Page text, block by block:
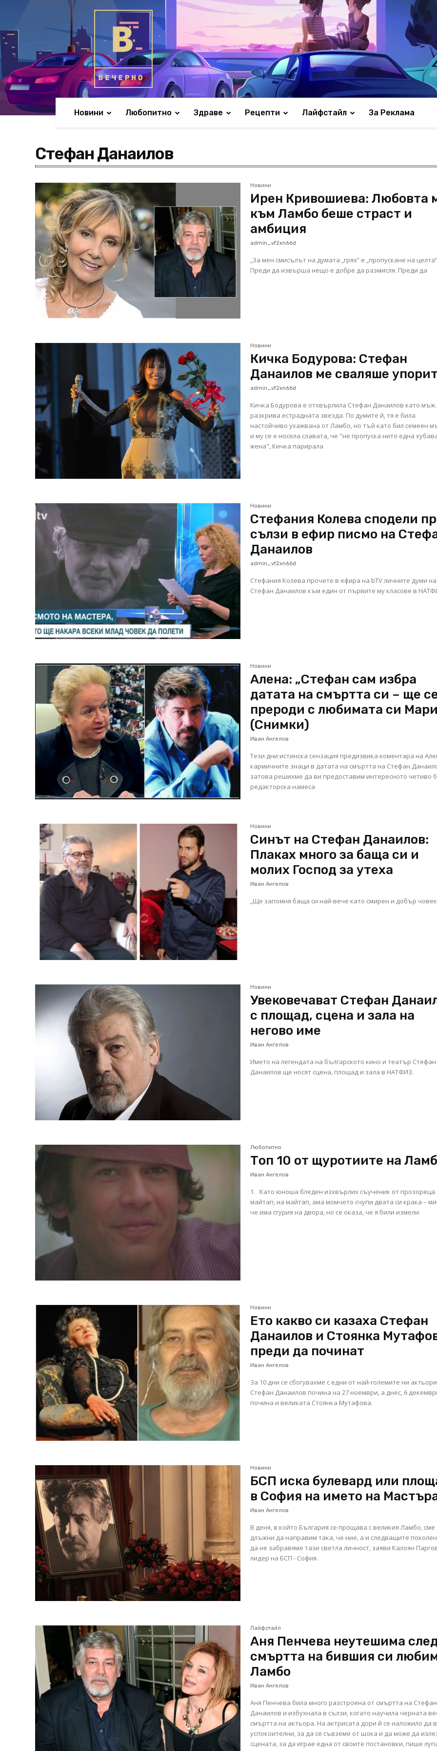
Новини Любопитно Здраве Рецепти Лайфстайл За Реклама
Стефан Данаилов
Новини
Ирен Кривошиева: Любовта
към Ламбо беше страст и
амбиция
admin_vf2xn66d
„За мен смисълът на думата „грях” е „пропускане на
Преди да извърша нещо е добре да размисля. Преди да
Новини
Кичка Бодурова: Стефан
Данаилов ме сваляше
admin_vf2xn66d
Кичка Бодурова е отхвърлила Стефан Данаилов като
разкрива естрадната звезда. По думите й, тя е била
настойчиво ухажвана от Ламбо, но тъй като бил семеен
и му се е носела славата, че "не пропуска нито една
жена", Кичка парирала
Новини
Стефания Колева сподели
сълзи в ефир писмо на
Данаилов
admin_vf2xn66d
Стефания Колева прочете в ефира на bTV личните думи на
Стефан Данаилов към един от първите му класове в
Новини
Алена: „Стефан сам избра
датата на смъртта си – ще
прероди с любимата си
(Снимки)
Иван Ангелов
Тези дни истинска сензация предизвика коментара на
кармичните знаци в датата на смъртта на Стефан
затова решихме да ви предоставим интересното четиво
редакторска намеса
Новини
Синът на Стефан Данаилов:
Плаках много за баща си и
молих Господ за утеха
Иван Ангелов
„Ще запомня баща си най-вече като смирен и добър човек
Новини
Увековечават Стефан
с площад, сцена и зала на
негово име
Иван Ангелов
Името на легендата на българското кино и театър Стефан
Данаилов ще носят сцена, площад и зала в НАТФИЗ.
Любопитно
Топ 10 от щуротиите на
Иван Ангелов
1. Като юноша бледен изхвърлих съученик от
майтап, на майтап, ама момчето счупи двата си крака –
че има сгурия на двора, но се оказа, че я били измели.
Новини
Ето какво си казаха Стефан
Данаилов и Стоянка
преди да починат
Иван Ангелов
За 10 дни се сбогувахме с едни от най-големите ни
Стефан Данаилов почина на 27 ноември, а днес, 6
почина и великата Стоянка Мутафова.
Новини
БСП иска булевард или
в София на името на
Иван Ангелов
В деня, в който България се прощава с великия Ламбо, сме
длъжни да направим така, че ние, а и следващите
да не забравяме тази светла личност, заяви Калоян
лидер на БСП - София.
Лайфстайл
Аня Пенчева неутешима
смъртта на бившия си
Ламбо
Иван Ангелов
Аня Пенчева била много разстроена от смъртта на Стефан
Данаилов и избухнала в сълзи, когато научила черната
смъртта на актьора. На актрисата дори й се наложило да
успокоителни, за да се съвземе от шока и да може да
сцената, за да играе една от своите постановки, пише